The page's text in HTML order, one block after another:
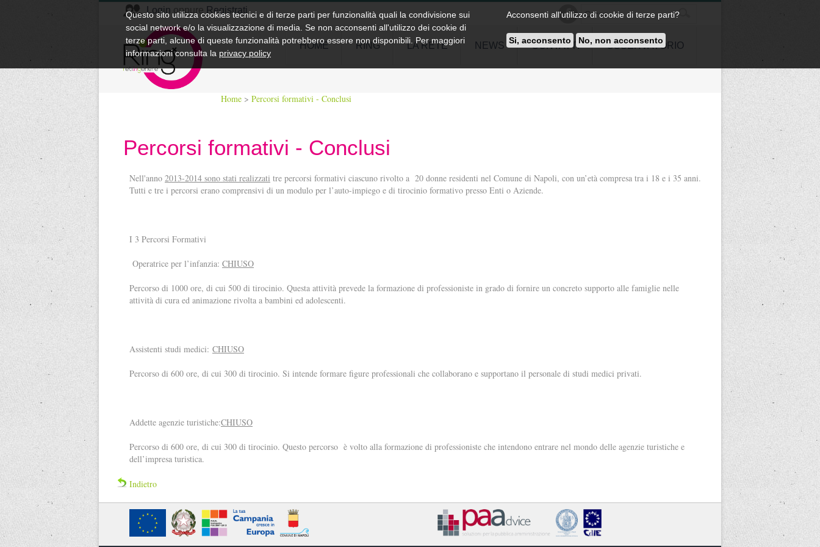
Questo sito utilizza cookies tecnici e di terze parti per funzionalità quali la condivisione sui
social networke/o la visualizzazione di media. Se non acconsenti all'utilizzo dei cookie di
terze parti, alcune di queste funzionalità potrebbero essere non disponibili. Per maggiori
informazioni consulta la privacy policy
Acconsenti all'utilizzo di cookie di terze parti?
Si, acconsento No, non acconsento
Login oppure Registrati
HOME RING LA RETE NEWS CONTATTI OSSERVATORIO
Home > Percorsi formativi - Conclusi
Percorsi formativi - Conclusi
Nell'anno 2013-2014 sono stati realizzati tre percorsi formativi ciascuno rivolto a 20 donne residenti nel Comune di Napoli, con un’età compresa tra i 18 e i 35 anni.
Tutti e tre i percorsi erano comprensivi di un modulo per l’auto-impiego e di tirocinio formativo presso Enti o Aziende.
I 3 Percorsi Formativi
Operatrice per l’infanzia: CHIUSO
Percorso di 1000 ore, di cui 500 di tirocinio. Questa attività prevede la formazione di professioniste in grado di fornire un concreto supporto alle famiglie nelle
attività di cura ed animazione rivolta a bambini ed adolescenti.
Assistenti studi medici: CHIUSO
Percorso di 600 ore, di cui 300 di tirocinio. Si intende formare figure professionali che collaborano e supportano il personale di studi medici privati.
Addette agenzie turistiche:CHIUSO
Percorso di 600 ore, di cui 300 di tirocinio. Questo percorso è volto alla formazione di professioniste che intendono entrare nel mondo delle agenzie turistiche e
dell’impresa turistica.
Indietro